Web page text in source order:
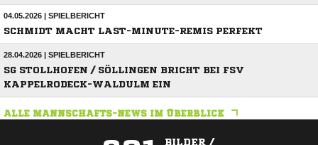
04.05.2026 | SPIELBERICHT
SCHMIDT MACHT LAST-MINUTE-REMIS PERFEKT
28.04.2026 | SPIELBERICHT
SG STOLLHOFEN / SÖLLINGEN BRICHT BEI FSV
KAPPELRODECK-WALDULM EIN
ALLE MANNSCHAFTS-NEWS IM ÜBERBLICK
BILDER /